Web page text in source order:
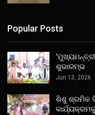
Popular Posts
ଶୁଭାରମ୍ଭ
Jun 13, 2026
ଶିଶୁ ଶ୍ରମିକ